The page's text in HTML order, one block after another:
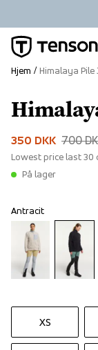
350 DKK 700
Lowest price last 30
På lager
Antracit
XS
Hjem Himalaya Pile
Sale